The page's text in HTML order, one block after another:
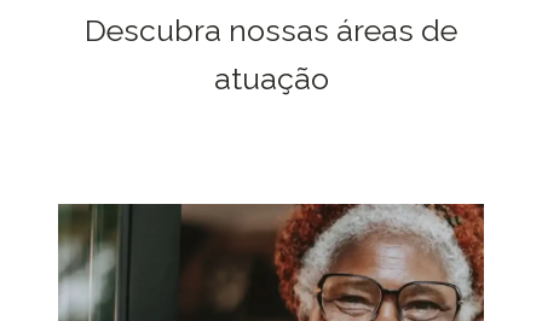
Descubra nossas áreas de
atuação